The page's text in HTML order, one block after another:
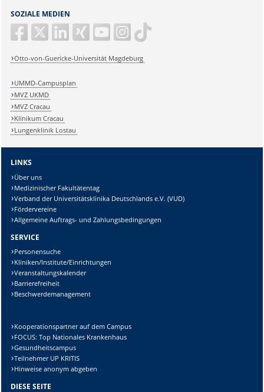
SOZIALE MEDIEN
Otto-von-Guericke-Universität Magdeburg
UMMD-Campusplan
MVZ UKMD
MVZ Cracau
Klinikum Cracau
Lungenklinik Lostau
LINKS
Über uns
Medizinischer Fakultätentag
Verband der Universitätsklinika Deutschlands e.V. (VUD)
Fördervereine
Allgemeine Auftrags- und Zahlungsbedingungen
SERVICE
Personensuche
Kliniken/Institute/Einrichtungen
Veranstaltungskalender
Barrierefreiheit
Beschwerdemanagement
Kooperationspartner auf dem Campus
FOCUS: Top Nationales Krankenhaus
Gesundheitscampus
Teilnehmer UP KRITIS
Hinweise anonym abgeben
DIESE SEITE